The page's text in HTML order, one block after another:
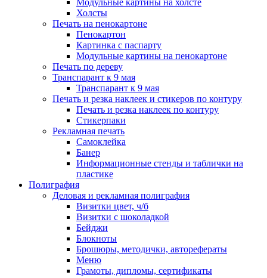
Модульные картины на холсте
Холсты
Печать на пенокартоне
Пенокартон
Картинка с паспарту
Модульные картины на пенокартоне
Печать по дереву
Транспарант к 9 мая
Транспарант к 9 мая
Печать и резка наклеек и стикеров по контуру
Печать и резка наклеек по контуру
Стикерпаки
Рекламная печать
Самоклейка
Банер
Информационные стенды и таблички на
пластике
Полиграфия
Деловая и рекламная полиграфия
Визитки цвет, ч/б
Визитки с шоколадкой
Бейджи
Блокноты
Брошюры, методички, авторефераты
Меню
Грамоты, дипломы, сертификаты